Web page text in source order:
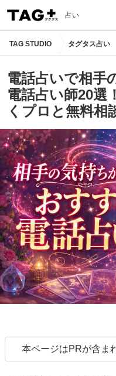
占い
TAG STUDIO タグタス占い
電話占いで相手
電話占い師20選
くプロと無料相
本ページはPRが含ま